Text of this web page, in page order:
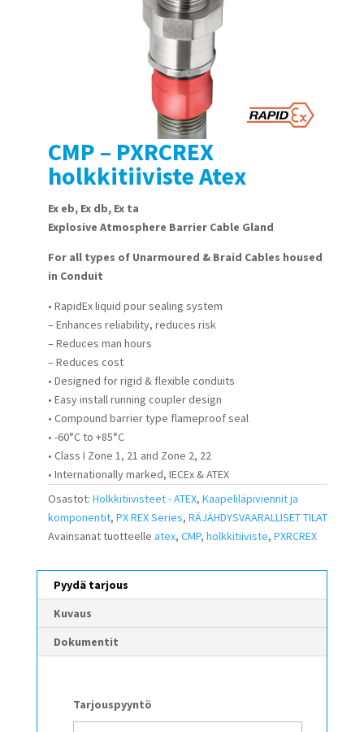
CMP – PXRCREX
holkkitiiviste Atex
Ex eb, Ex db, Ex ta
Explosive Atmosphere Barrier Cable Gland
For all types of Unarmoured & Braid Cables housed
in Conduit
• RapidEx liquid pour sealing system
– Enhances reliability, reduces risk
– Reduces man hours
– Reduces cost
• Designed for rigid & flexible conduits
• Easy install running coupler design
• Compound barrier type flameproof seal
• -60°C to +85°C
• Class I Zone 1, 21 and Zone 2, 22
• Internationally marked, IECEx & ATEX
Osastot: Holkkitiivisteet - ATEX, Kaapeliläpiviennit ja
komponentit, PX REX Series, RÄJÄHDYSVAARALLISET TILAT
Avainsanat tuotteelle atex, CMP, holkkitiiviste, PXRCREX
Pyydä tarjous
Kuvaus
Dokumentit
Tarjouspyyntö